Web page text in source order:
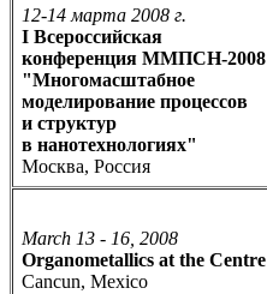
12-14 марта 2008 г.
I Всероссийская
конференция ММПСН-2008
"Многомасштабное
моделирование процессов
и структур
в нанотехнологиях"
Москва, Россия
March 13 - 16, 2008
Organometallics at the Centre
Cancun, Mexico